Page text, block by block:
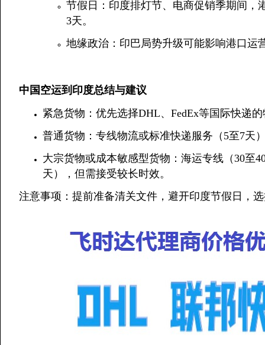
节假日：印度排灯节、电商促销季期间，
3天。
地缘政治：印巴局势升级可能影响港口运
中国空运到印度总结与建议
紧急货物：优先选择DHL、FedEx等国际快递
普通货物：专线物流或标准快递服务（5至7天
大宗货物或成本敏感型货物：海运专线（30至
天），但需接受较长时效。
注意事项：提前准备清关文件，避开印度节假日，